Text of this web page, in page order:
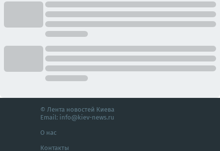
© Лента новостей Киева
Email: info@kiev-news.ru
О нас
Контакты